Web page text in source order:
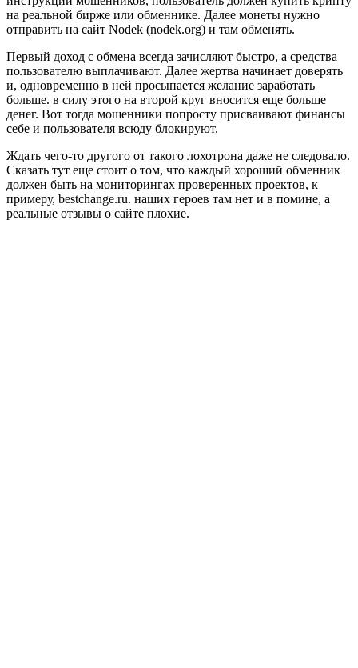
на реальной бирже или обменнике. Далее монеты нужно
отправить на сайт Nodek (nodek.org) и там обменять.
Первый доход с обмена всегда зачисляют быстро, а средства
пользователю выплачивают. Далее жертва начинает доверять
и, одновременно в ней просыпается желание заработать
больше. в силу этого на второй круг вносится еще больше
денег. Вот тогда мошенники попросту присваивают финансы
себе и пользователя всюду блокируют.
Ждать чего-то другого от такого лохотрона даже не следовало.
Сказать тут еще стоит о том, что каждый хороший обменник
должен быть на мониторингах проверенных проектов, к
примеру, bestchange.ru. наших героев там нет и в помине, а
реальные отзывы о сайте плохие.